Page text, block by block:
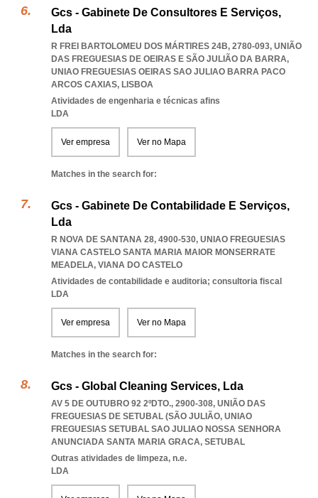
Gcs - Gabinete De Consultores E Serviços,
Lda
R FREI BARTOLOMEU DOS MÁRTIRES 24B, 2780-093, UNIÃO
DAS FREGUESIAS DE OEIRAS E SÃO JULIÃO DA BARRA,
UNIAO FREGUESIAS OEIRAS SAO JULIAO BARRA PACO
ARCOS CAXIAS, LISBOA
Atividades de engenharia e técnicas afins
LDA
Ver empresa Ver no Mapa
Matches in the search for:
Gcs - Gabinete De Contabilidade E Serviços,
Lda
R NOVA DE SANTANA 28, 4900-530, UNIAO FREGUESIAS
VIANA CASTELO SANTA MARIA MAIOR MONSERRATE
MEADELA, VIANA DO CASTELO
Atividades de contabilidade e auditoria; consultoria fiscal
LDA
Ver empresa Ver no Mapa
Matches in the search for:
Gcs - Global Cleaning Services, Lda
AV 5 DE OUTUBRO 92 2ºDTO., 2900-308, UNIÃO DAS
FREGUESIAS DE SETUBAL (SÃO JULIÃO, UNIAO
FREGUESIAS SETUBAL SAO JULIAO NOSSA SENHORA
ANUNCIADA SANTA MARIA GRACA, SETUBAL
Outras atividades de limpeza, n.e.
LDA